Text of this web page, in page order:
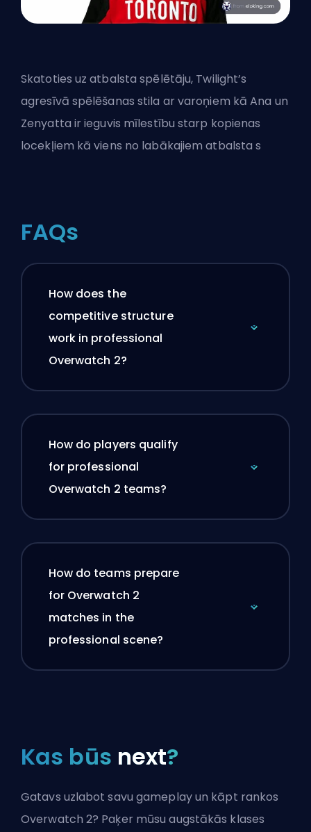
Skatoties uz atbalsta spēlētāju, Twilight’s
agresīvā spēlēšanas stila ar varoņiem kā Ana un
Zenyatta ir ieguvis mīlestību starp kopienas
locekļiem kā viens no labākajiem atbalsta s
FAQs
How does the
competitive structure
work in professional
Overwatch 2?
How do players qualify
for professional
Overwatch 2 teams?
How do teams prepare
for Overwatch 2
matches in the
professional scene?
Kas būs next?
Gatavs uzlabot savu gameplay un kāpt rankos
Overwatch 2? Paķer mūsu augstākās klases